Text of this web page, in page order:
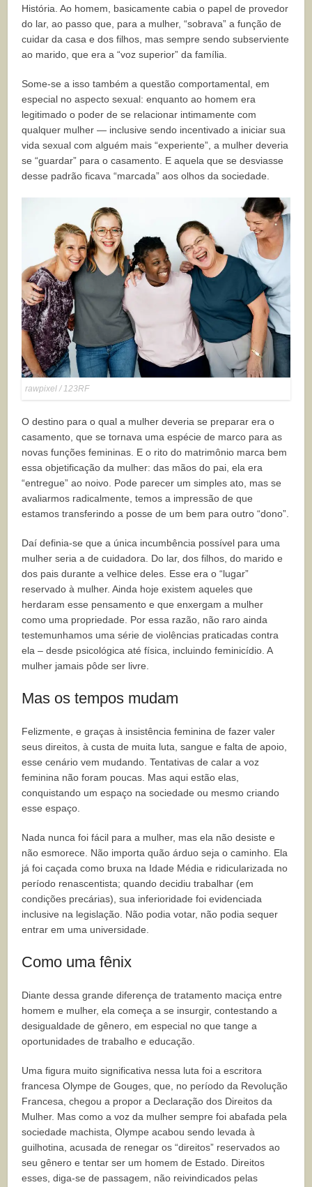
História. Ao homem, basicamente cabia o papel de provedor
do lar, ao passo que, para a mulher, “sobrava” a função de
cuidar da casa e dos filhos, mas sempre sendo subserviente
ao marido, que era a “voz superior” da família.
Some-se a isso também a questão comportamental, em
especial no aspecto sexual: enquanto ao homem era
legitimado o poder de se relacionar intimamente com
qualquer mulher — inclusive sendo incentivado a iniciar sua
vida sexual com alguém mais “experiente”, a mulher deveria
se “guardar” para o casamento. E aquela que se desviasse
desse padrão ficava “marcada” aos olhos da sociedade.
rawpixel / 123RF
O destino para o qual a mulher deveria se preparar era o
casamento, que se tornava uma espécie de marco para as
novas funções femininas. E o rito do matrimônio marca bem
essa objetificação da mulher: das mãos do pai, ela era
“entregue” ao noivo. Pode parecer um simples ato, mas se
avaliarmos radicalmente, temos a impressão de que
estamos transferindo a posse de um bem para outro “dono”.
Daí definia-se que a única incumbência possível para uma
mulher seria a de cuidadora. Do lar, dos filhos, do marido e
dos pais durante a velhice deles. Esse era o “lugar”
reservado à mulher. Ainda hoje existem aqueles que
herdaram esse pensamento e que enxergam a mulher
como uma propriedade. Por essa razão, não raro ainda
testemunhamos uma série de violências praticadas contra
ela – desde psicológica até física, incluindo feminicídio. A
mulher jamais pôde ser livre.
Mas os tempos mudam
Felizmente, e graças à insistência feminina de fazer valer
seus direitos, à custa de muita luta, sangue e falta de apoio,
esse cenário vem mudando. Tentativas de calar a voz
feminina não foram poucas. Mas aqui estão elas,
conquistando um espaço na sociedade ou mesmo criando
esse espaço.
Nada nunca foi fácil para a mulher, mas ela não desiste e
não esmorece. Não importa quão árduo seja o caminho. Ela
já foi caçada como bruxa na Idade Média e ridicularizada no
período renascentista; quando decidiu trabalhar (em
condições precárias), sua inferioridade foi evidenciada
inclusive na legislação. Não podia votar, não podia sequer
entrar em uma universidade.
Como uma fênix
Diante dessa grande diferença de tratamento maciça entre
homem e mulher, ela começa a se insurgir, contestando a
desigualdade de gênero, em especial no que tange a
oportunidades de trabalho e educação.
Uma figura muito significativa nessa luta foi a escritora
francesa Olympe de Gouges, que, no período da Revolução
Francesa, chegou a propor a Declaração dos Direitos da
Mulher. Mas como a voz da mulher sempre foi abafada pela
sociedade machista, Olympe acabou sendo levada à
guilhotina, acusada de renegar os “direitos” reservados ao
seu gênero e tentar ser um homem de Estado. Direitos
esses, diga-se de passagem, não reivindicados pelas